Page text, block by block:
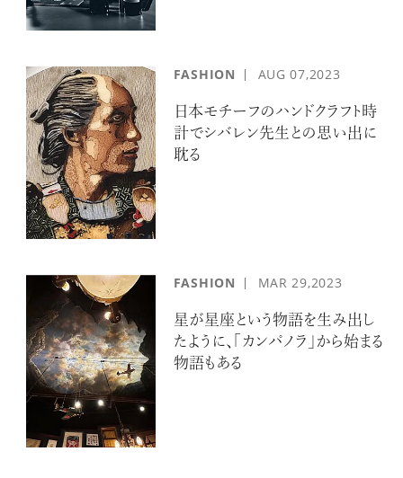
FASHION AUG 07,2023
日本モチーフのハンドクラフト時
計でシバレン先生との思い出に
耽る
FASHION MAR 29,2023
星が星座という物語を生み出し
たように、「カンパノラ」から始まる
物語もある